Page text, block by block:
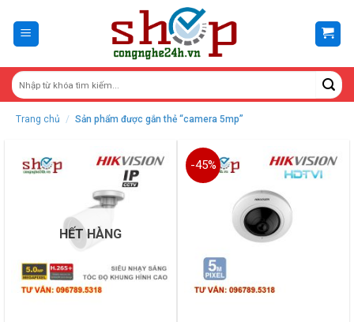
content
Trang chủ / Sản phẩm được gắn thẻ “camera 5mp”
HẾT HÀNG
-45%